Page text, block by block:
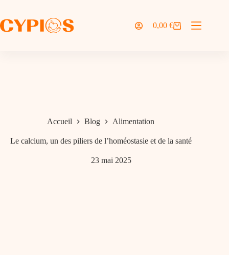
contenu
Panier
0,00€
Accueil Blog Alimentation
Le calcium, un des piliers de l’homéostasie et de la santé
23 mai 2025